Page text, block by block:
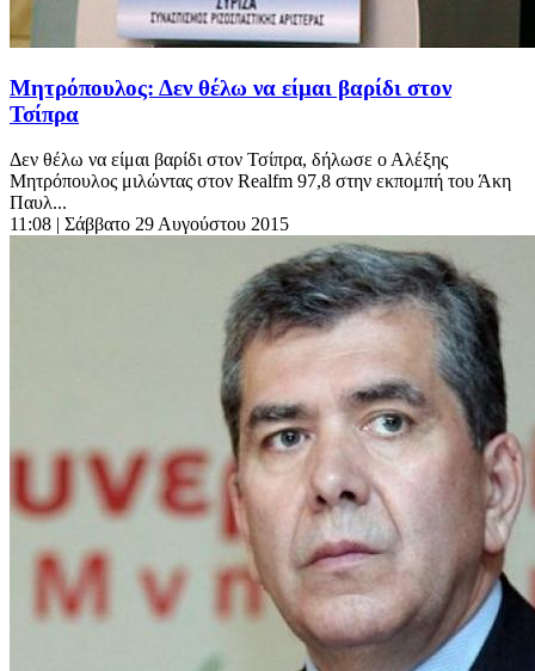
Μητρόπουλος: Δεν θέλω να είμαι βαρίδι στον
Τσίπρα
Δεν θέλω να είμαι βαρίδι στον Τσίπρα, δήλωσε ο Αλέξης
Μητρόπουλος μιλώντας στον Realfm 97,8 στην εκπομπή του Άκη
Παυλ...
11:08 | Σάββατο 29 Αυγούστου 2015